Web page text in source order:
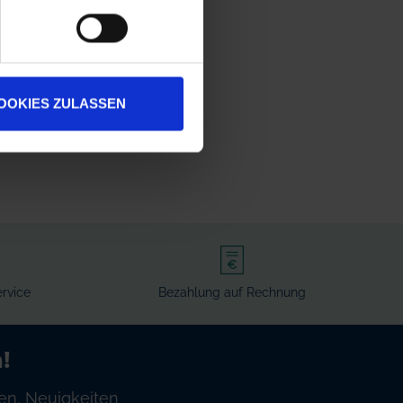
ZULASSEN
Bezahlung auf Rechnung
Neuigkeiten